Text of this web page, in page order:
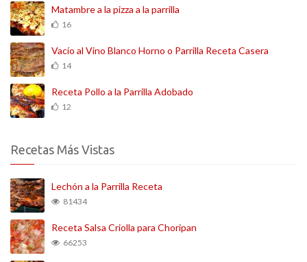
Matambre a la pizza a la parrilla
16
Vacío al Vino Blanco Horno o Parrilla Receta Casera
14
Receta Pollo a la Parrilla Adobado
12
Recetas Más Vistas
Lechón a la Parrilla Receta
81434
Receta Salsa Criolla para Choripan
66253